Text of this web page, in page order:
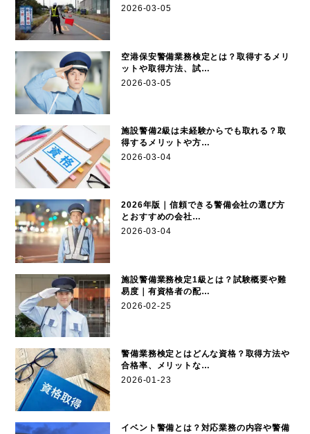
2026-03-05
空港保安警備業務検定とは？取得するメリ
ットや取得方法、試…
2026-03-05
施設警備2級は未経験からでも取れる？取
得するメリットや方…
2026-03-04
2026年版｜信頼できる警備会社の選び方
とおすすめの会社…
2026-03-04
施設警備業務検定1級とは？試験概要や難
易度｜有資格者の配…
2026-02-25
警備業務検定とはどんな資格？取得方法や
合格率、メリットな…
2026-01-23
イベント警備とは？対応業務の内容や警備